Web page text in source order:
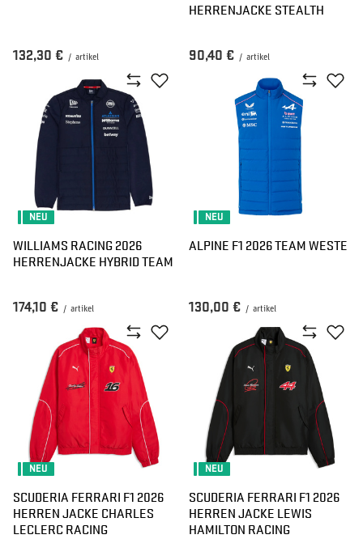
132,30 € / artikel
HERRENJACKE STEALTH
90,40 € / artikel
NEU
WILLIAMS RACING 2026
HERRENJACKE HYBRID TEAM
174,10 € / artikel
NEU
ALPINE F1 2026 TEAM WESTE
130,00 € / artikel
NEU
SCUDERIA FERRARI F1 2026
HERREN JACKE CHARLES
LECLERC RACING
NEU
SCUDERIA FERRARI F1 2026
HERREN JACKE LEWIS
HAMILTON RACING